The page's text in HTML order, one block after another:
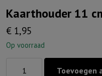
Kaarthouder 11
€ 1,95
Op voorraad
Toevoegen